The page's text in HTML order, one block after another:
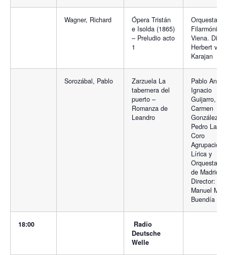
Wagner, Richard
Ópera Tristán
e Isolda (1865)
– Preludio acto
1
Orquesta
Filarmónica
Viena.
Herbert von
Karajan
Sorozábal, Pablo
Zarzuela La
tabernera del
puerto –
Romanza de
Leandro
Pablo
Ignacio
Guijarro,
Carmen
González,
Pedro
Coro
Agrupación
Lírica y
Orquesta
de Madrid.
Director:
Manuel
Buendía
18:00
Radio
Deutsche
Welle